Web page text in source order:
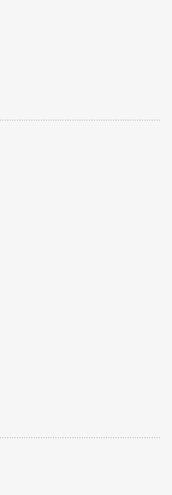
ステンドグラス
を使う必要が...
を思い出す。ひ
たときの悲しさ